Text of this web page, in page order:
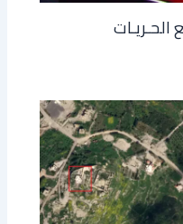
الحـريـات